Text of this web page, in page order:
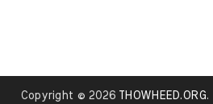
Copyright © 2026 THOWHEED.ORG.